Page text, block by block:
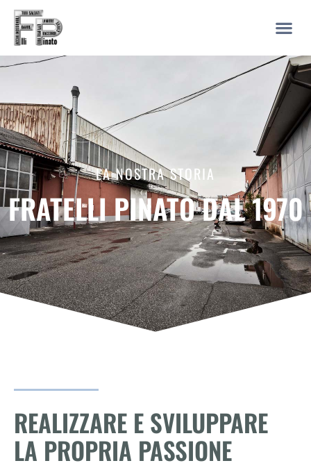
LA NOSTRA STORIA
FRATELLI PINATO DAL 1970
REALIZZARE E SVILUPPARE
LA PROPRIA PASSIONE